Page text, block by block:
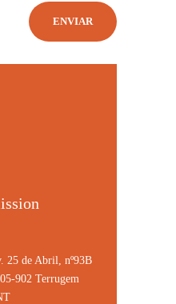
25 de Abril, nº93B
902 Terrugem